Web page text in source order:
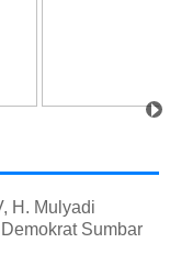
H. Mulyadi
Sumbar